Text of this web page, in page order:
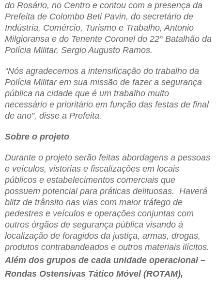
do Rosário, no Centro e contou com a presença da
Prefeita de Colombo Beti Pavin, do secretário de
Indústria, Comércio, Turismo e Trabalho, Antonio
Milgioransa e do Tenente Coronel do 22° Batalhão da
Polícia Militar, Sergio Augusto Ramos.
“Nós agradecemos a intensificação do trabalho da
Polícia Militar em sua missão de fazer a segurança
pública na cidade que é um trabalho muito
necessário e prioritário em função das festas de final
de ano”, disse a Prefeita.
Sobre o projeto
Durante o projeto serão feitas abordagens a pessoas
e veículos, vistorias e fiscalizações em locais
públicos e estabelecimentos comerciais que
possuem potencial para práticas delituosas. Haverá
blitz de trânsito nas vias com maior tráfego de
pedestres e veículos e operações conjuntas com
outros órgãos de segurança pública visando à
localização de foragidos da justiça, armas, drogas,
produtos contrabandeados e outros materiais ilícitos.
Além dos grupos de cada unidade operacional –
Rondas Ostensivas Tático Móvel (ROTAM),